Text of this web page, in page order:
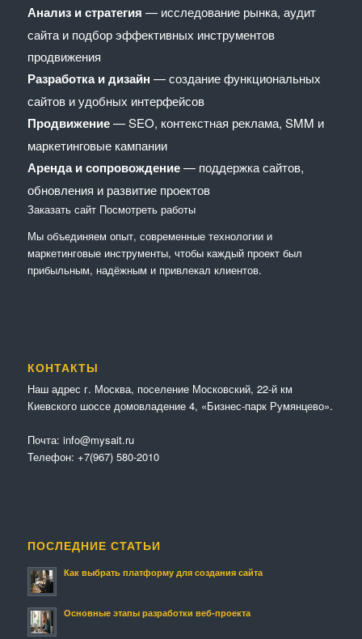
Анализ и стратегия — исследование рынка, аудит
сайта и подбор эффективных инструментов
продвижения
Разработка и дизайн — создание функциональных
сайтов и удобных интерфейсов
Продвижение— SEO, контекстная реклама, SMM и
маркетинговые кампании
Аренда и сопровождение— поддержка сайтов,
обновления и развитие проектов
Заказать сайт Посмотреть работы
Мы объединяем опыт, современные технологии и
маркетинговые инструменты, чтобы каждый проект был
прибыльным, надёжным и привлекал клиентов.
КОНТАКТЫ
Наш адрес г. Москва, поселение Московский, 22-й км
Киевского шоссе домовладение 4, «Бизнес-парк Румянцево».
Почта: info@mysait.ru
Телефон: +7(967) 580-2010
ПОСЛЕДНИЕ СТАТЬИ
Как выбрать платформу для создания сайта
Основные этапы разработки веб-проекта